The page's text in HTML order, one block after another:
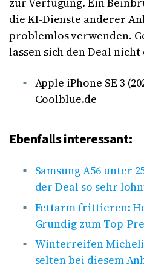
die KI-Dienste anderer
problemlos verwenden.
lassen sich den Deal nicht
Apple iPhone SE 3
Coolblue.de
Ebenfalls interessant:
Samsung A56 unter
der Deal so sehr
Fettarm frittieren:
Grundig zum Top-
Winterreifen
selten bei diesem